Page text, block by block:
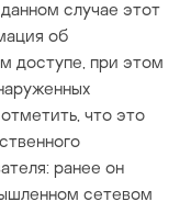
случае этот
об
доступе, при этом
что это
ранее он
сетевом